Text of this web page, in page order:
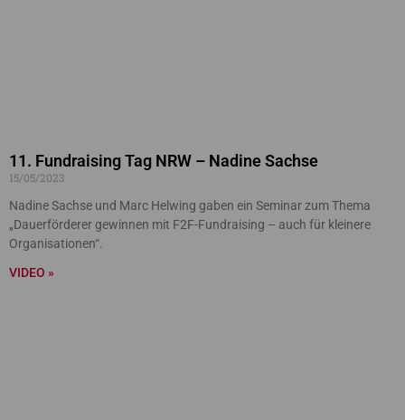
11. Fundraising Tag NRW – Nadine Sachse
15/05/2023
Nadine Sachse und Marc Helwing gaben ein Seminar zum Thema
„Dauerförderer gewinnen mit F2F-Fundraising – auch für kleinere
Organisationen“.
VIDEO »